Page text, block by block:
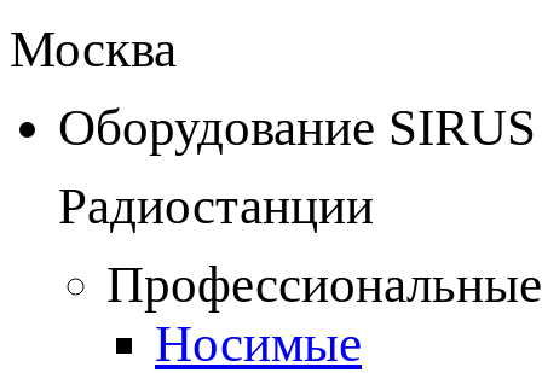
Москва
Оборудование SIRUS
Радиостанции
Носимые